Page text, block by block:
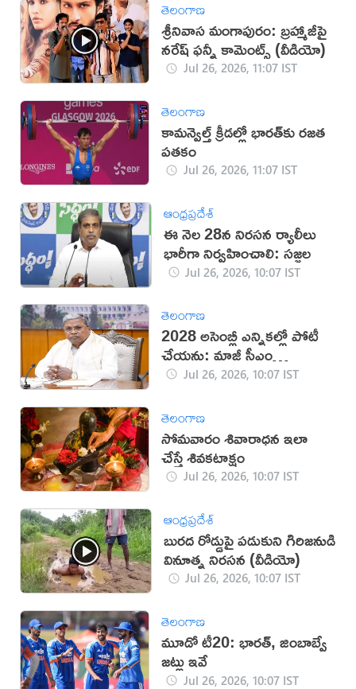
తెలంగాణ
శ్రీనివాస మంగాపురం: బ్రహ్మాజీపై
నరేష్ ఫన్నీ కామెంట్స్ (వీడియో)
Jul 26, 2026, 11:07 IST
తెలంగాణ
కామన్వెల్త్ క్రీడల్లో భారత్‌కు రజత
పతకం
Jul 26, 2026, 11:07 IST
ఆంధ్రప్రదేశ్
ఈ నెల 28న నిరసన ర్యాలీలు
భారీగా నిర్వహించాలి: సజ్జల
Jul 26, 2026, 10:07 IST
తెలంగాణ
2028 అసెంబ్లీ ఎన్నికల్లో పోటీ
చేయను: మాజీ సీఎం
సిద్ధరామయ్య
Jul 26, 2026, 10:07 IST
తెలంగాణ
సోమవారం శివారాధన ఇలా
చేస్తే శివకటాక్షం
Jul 26, 2026, 10:07 IST
ఆంధ్రప్రదేశ్
బురద రోడ్డుపై పడుకుని గిరిజనుడి
వినూత్న నిరసన (వీడియో)
Jul 26, 2026, 10:07 IST
తెలంగాణ
మూడో టీ20: భారత్, జింబాబ్వే
జట్లు ఇవే
Jul 26, 2026, 10:07 IST